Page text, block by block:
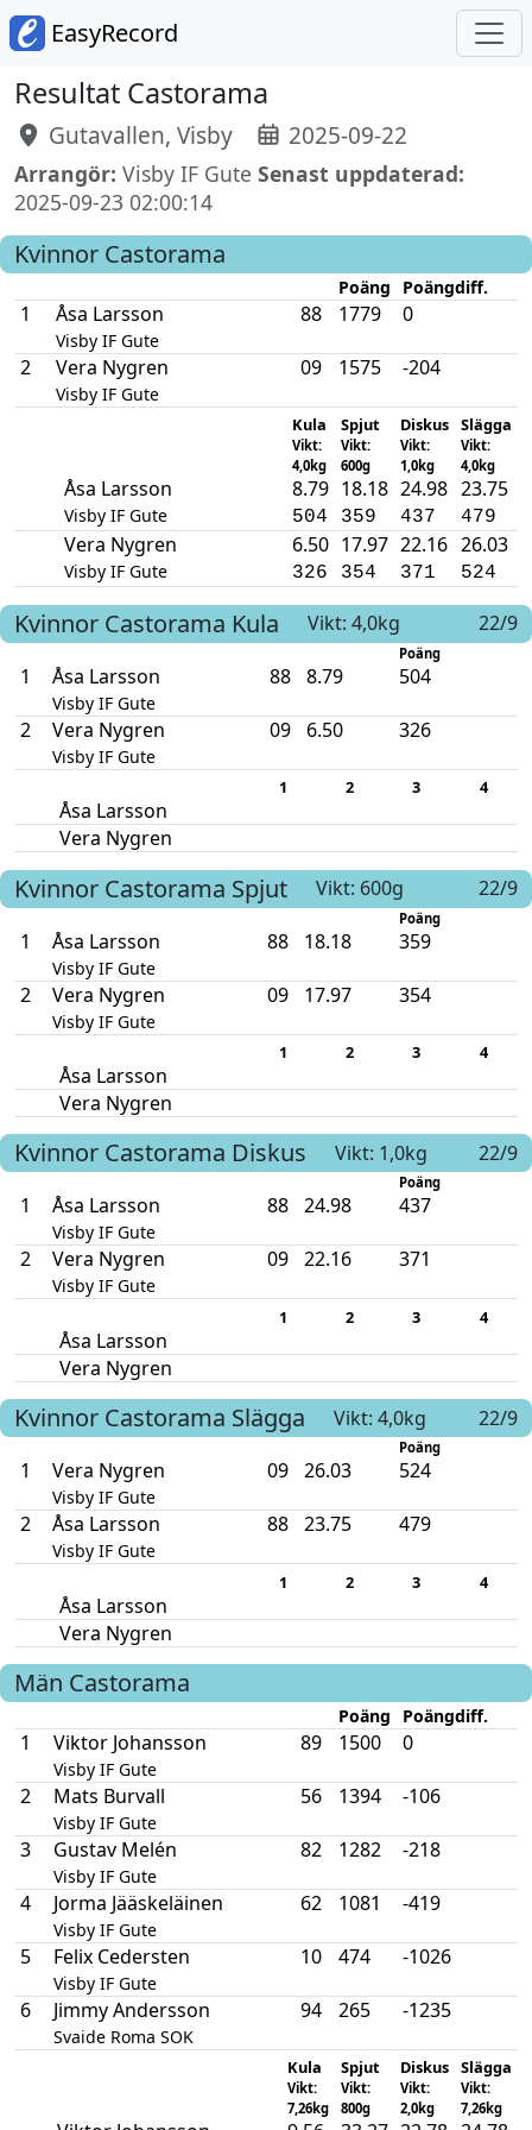
EasyRecord
Resultat Castorama
Gutavallen, Visby 2025-09-22
Arrangör: Visby IF Gute Senast uppdaterad:
2025-09-23 02:00:14
Kvinnor Castorama
Poäng Poängdiff.
1 Åsa Larsson
Visby IF Gute
88 1779 0
2 Vera Nygren
Visby IF Gute
09 1575 -204
Kula
Vikt:
4,0kg
Spjut
Vikt:
600g
Diskus
Vikt:
1,0kg
Slägga
Vikt:
4,0kg
Åsa Larsson
Visby IF Gute
8.79
504
18.18
359
24.98
437
23.75
479
Vera Nygren
Visby IF Gute
6.50
326
17.97
354
22.16
371
26.03
524
Kvinnor Castorama Kula Vikt: 4,0kg 22/9
Poäng
1 Åsa Larsson
Visby IF Gute
88 8.79 504
2 Vera Nygren
Visby IF Gute
09 6.50 326
1 2 3 4
Åsa Larsson
Vera Nygren
Kvinnor Castorama Spjut Vikt: 600g 22/9
Poäng
1 Åsa Larsson
Visby IF Gute
88 18.18 359
2 Vera Nygren
Visby IF Gute
09 17.97 354
1 2 3 4
Åsa Larsson
Vera Nygren
Kvinnor Castorama Diskus Vikt: 1,0kg 22/9
Poäng
1 Åsa Larsson
Visby IF Gute
88 24.98 437
2 Vera Nygren
Visby IF Gute
09 22.16 371
1 2 3 4
Åsa Larsson
Vera Nygren
Kvinnor Castorama Slägga Vikt: 4,0kg 22/9
Poäng
1 Vera Nygren
Visby IF Gute
09 26.03 524
2 Åsa Larsson
Visby IF Gute
88 23.75 479
1 2 3 4
Åsa Larsson
Vera Nygren
Män Castorama
Poäng Poängdiff.
1 Viktor Johansson
Visby IF Gute
89 1500 0
2 Mats Burvall
Visby IF Gute
56 1394 -106
3 Gustav Melén
Visby IF Gute
82 1282 -218
4 Jorma Jääskeläinen
Visby IF Gute
62 1081 -419
5 Felix Cedersten
Visby IF Gute
10 474 -1026
6 Jimmy Andersson
Svaide Roma SOK
94 265 -1235
Kula
Vikt:
7,26kg
Spjut
Vikt:
800g
Diskus
Vikt:
2,0kg
Slägga
Vikt:
7,26kg